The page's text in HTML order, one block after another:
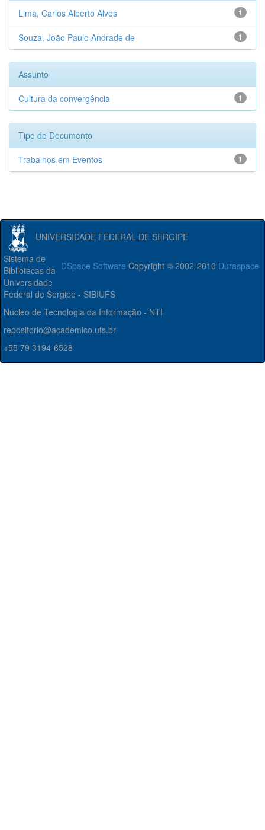
1
Lima, Carlos Alberto Alves
1
Souza, João Paulo Andrade de
Assunto
1
Cultura da convergência
Tipo de Documento
1
Trabalhos em Eventos
UNIVERSIDADE FEDERAL DE SERGIPE
DSpace Software Copyright © 2002-2010 Duraspace
Sistema de
Bibliotecas da
Universidade
Federal de Sergipe - SIBIUFS
Núcleo de Tecnologia da Informação - NTI
repositorio@academico.ufs.br
+55 79 3194-6528